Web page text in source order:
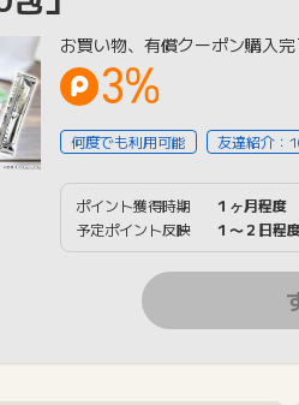
お買い物、有償クーポン購入
3%
何度でも利用可能 友達紹介：
ポイント獲得時期
１ヶ月程度
予定ポイント反映
１〜２日程